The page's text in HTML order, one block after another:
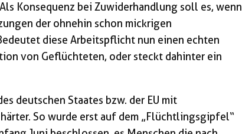
Konsequenz bei Zuwiderhandlung soll es, wenn
der ohnehin schon mickrigen
diese Arbeitspflicht nun einen echten
von Geflüchteten, oder steckt dahinter ein
deutschen Staates bzw. der EU mit
So wurde erst auf dem „Flüchtlingsgipfel“